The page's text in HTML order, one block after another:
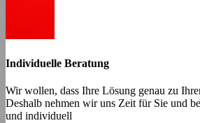
Individuelle Beratung
Wir wollen, dass Ihre Lösung genau zu
Deshalb nehmen wir uns Zeit für Sie und
und individuell